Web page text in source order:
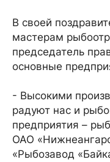
В своей
мастерам
председатель
основные
- Высокими
радуют нас и
предприятия –
ОАО
«Рыбозавод